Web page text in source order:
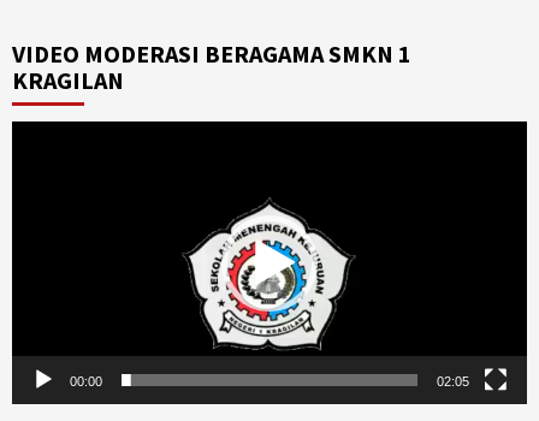
VIDEO MODERASI BERAGAMA SMKN 1
KRAGILAN
00:00 02:05